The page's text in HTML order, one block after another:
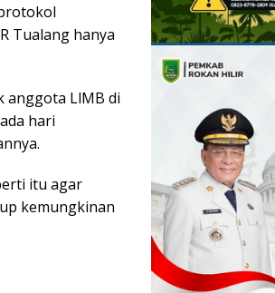
Tualang hanya
anggota LlMB di
hari
itu agar
kemungkinan